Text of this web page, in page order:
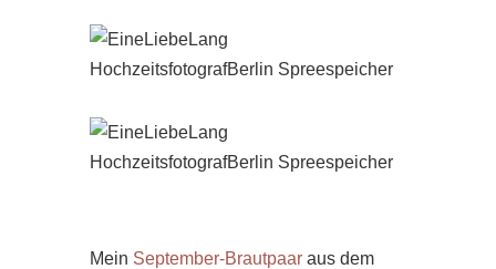
Mein September-Brautpaar aus dem